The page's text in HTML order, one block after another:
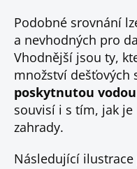
Podobné srovnání
a nevhodných pro
Vhodnější jsou ty,
množství dešťových
poskytnutou
souvisí i s tím, jak
zahrady.
Následující